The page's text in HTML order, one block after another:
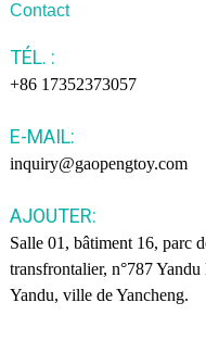
Contact
TÉL. :
+86 17352373057
E-MAIL:
inquiry@gaopengtoy.com
AJOUTER:
Salle 01, bâtiment 16, parc
transfrontalier, n°787
Yandu, ville de Yancheng.